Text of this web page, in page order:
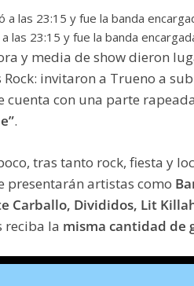
las 23:15 y fue la banda
y media de show dieron
invitaron a Trueno a
cuenta con una parte
.
tras tanto rock, fiesta y
presentarán artistas como
Carballo, Divididos, Lit
reciba la misma cantidad de